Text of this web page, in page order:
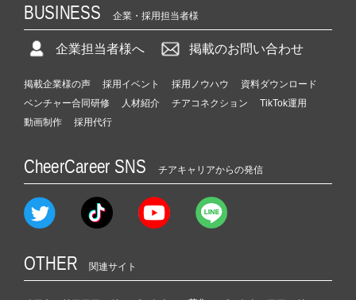
BUSINESS 企業・採用担当者様
企業担当者様へ 掲載のお問い合わせ
掲載企業様の声 採用イベント 採用ノウハウ
資料ダウンロード
ベンチャー合同研修
人材紹介 チアコネクション
TikTok運用
動画制作
採用代行
CheerCareer SNS チアキャリアからの発信
OTHER 関連サイト